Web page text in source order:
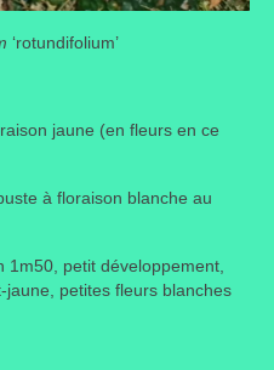
‘rotundifolium’
jaune (en fleurs en ce
à floraison blanche au
1m50, petit développement,
petites fleurs blanches